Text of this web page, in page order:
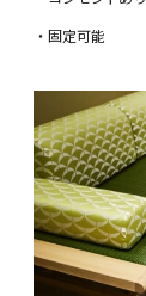
・固定可能